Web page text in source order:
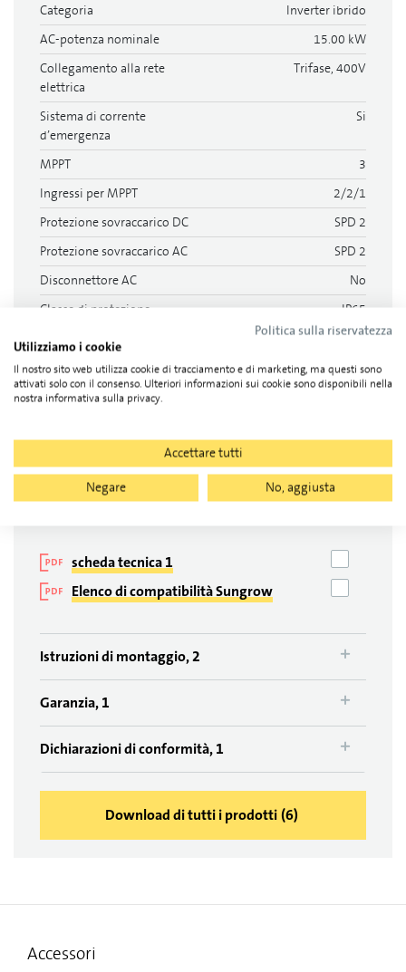
Categoria
Inverter ibrido
AC-potenza nominale
15.00 kW
Collegamento alla rete
elettrica
Trifase, 400V
Sistema di corrente
d’emergenza
Si
MPPT
3
Ingressi per MPPT
2/2/1
Protezione sovraccarico DC
SPD 2
Protezione sovraccarico AC
SPD 2
Disconnettore AC
No
Classe di protezione
IP65
Schede dati, 2
scheda tecnica 1
Elenco di compatibilità Sungrow
Istruzioni di montaggio, 2
Garanzia, 1
Dichiarazioni di conformità, 1
Download di tutti i prodotti (6)
Accessori
Politica sulla riservatezza
Utilizziamo i cookie
Il nostro sito web utilizza cookie di tracciamento e di marketing, ma questi sono
attivati solo con il consenso. Ulteriori informazioni sui cookie sono disponibili nella
nostra informativa sulla privacy.
Accettare tutti
Negare
No, aggiusta